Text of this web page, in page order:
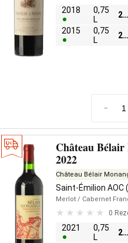
2018
0,75
L
2015
0,75
L
-
Château Bélair
2022
Château Bélair
Saint-Émilion AOC
Merlot / Cabernet
0
2021
0,75
L